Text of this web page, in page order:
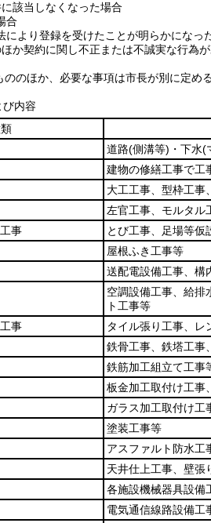
該当しなくなった場合
合
により登録を受けたことが明らかになっ
か契約に関し不正または不誠実な行為
ののほか、必要な事項は市長が別に定める
内容
道路(側溝等) ・下水(
建物の修繕工事で工
大工工事、型枠工事
左官工事、モルタル
事
とび工事、足場等仮
屋根ふき工事等
送配電設備工事、構
空調設備工事、給排
ト工事等
事
タイル張り工事、レ
鉄骨工事、鉄塔工事
鉄筋加工組立て工事
板金加工取付け工事
ガラス加工取付け工
塗装工事等
アスファルト防水工
天井仕上工事、壁張
各施設機械器具設備
電気通信線路設備工